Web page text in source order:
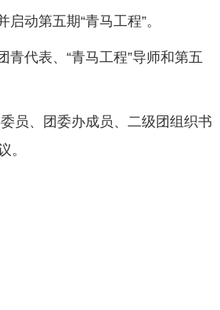
动第五期“青马工程”。
青代表、“青马工程”导师和第五
员、团委办成员、二级团组织书
。